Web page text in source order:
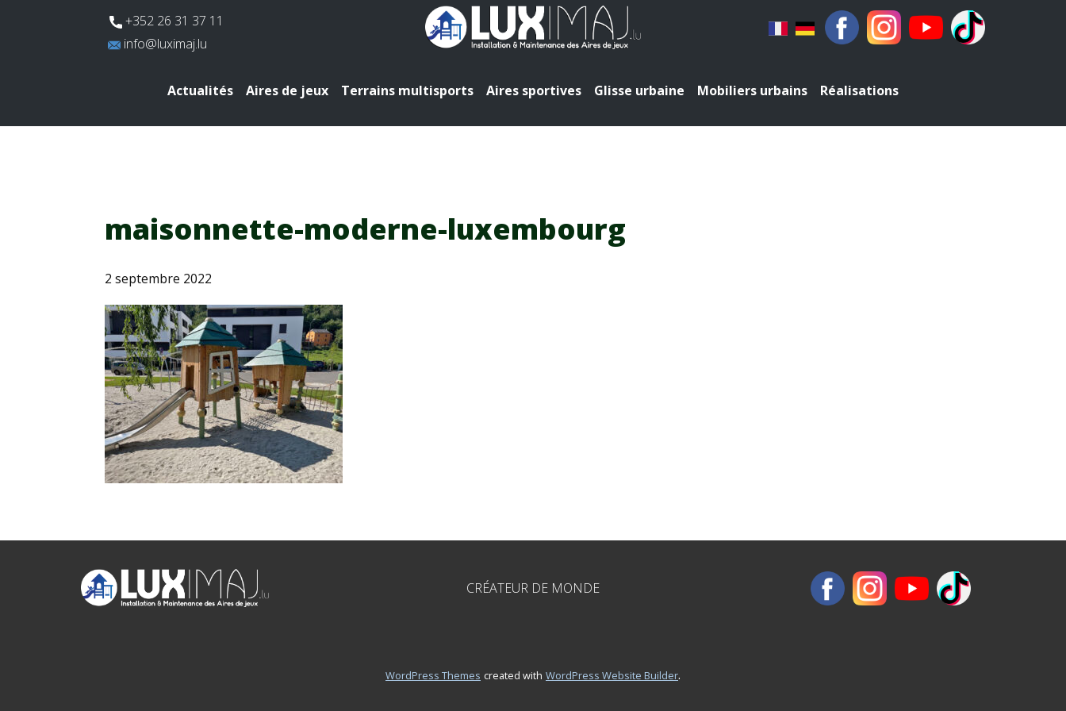
​+352 26 31 37 11
​info@luximaj.lu
Actualités Aires de jeux Terrains multisports Aires sportives Glisse urbaine Mobiliers urbains Réalisations
maisonnette-moderne-luxembourg
2 septembre 2022
CRÉATEUR DE MONDE
WordPress Themes created with WordPress Website Builder.